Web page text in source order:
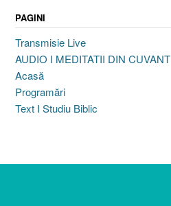
PAGINI
Transmisie Live
AUDIO I MEDITATII DIN CUVANT
Acasă
Programări
Text I Studiu Biblic